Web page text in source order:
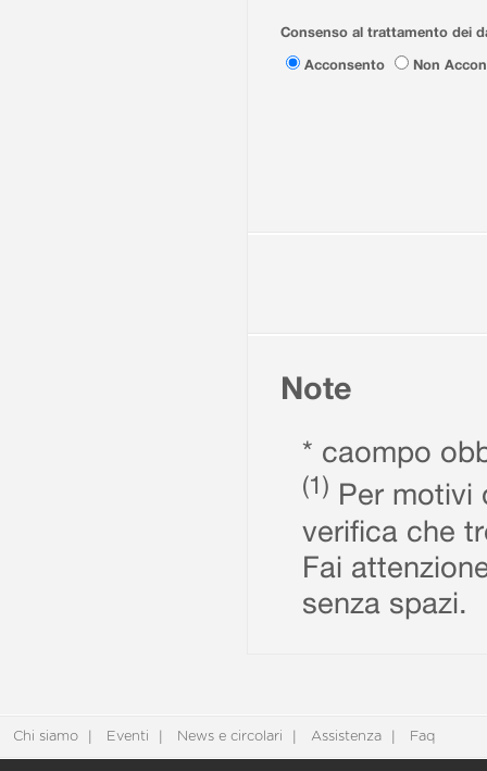
Consenso al trattamento dei
Acconsento
Non
Note
* caompo
(1) Per motivi
verifica che
Fai
senza spazi.
Chi siamo Eventi News e circolari Assistenza Faq